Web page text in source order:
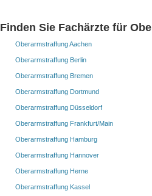
Finden Sie Fachärzte für
Oberarmstraffung Aachen
Oberarmstraffung Berlin
Oberarmstraffung Bremen
Oberarmstraffung Dortmund
Oberarmstraffung Düsseldorf
Oberarmstraffung Frankfurt/Main
Oberarmstraffung Hamburg
Oberarmstraffung Hannover
Oberarmstraffung Herne
Oberarmstraffung Kassel